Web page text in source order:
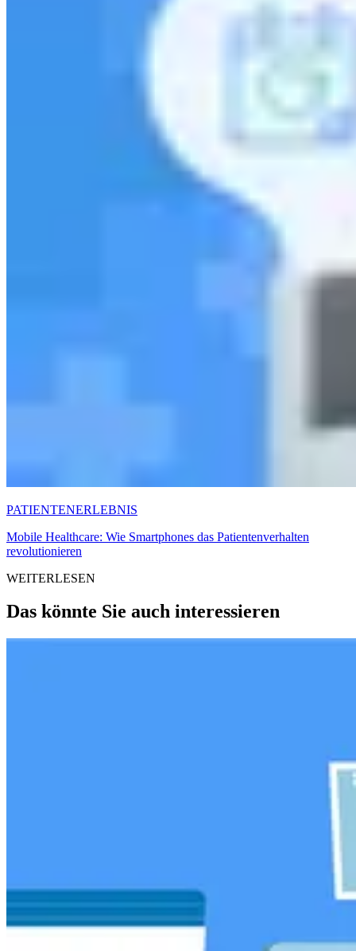
PATIENTENERLEBNIS
Mobile Healthcare: Wie Smartphones das Patientenverhalten
revolutionieren
WEITERLESEN
Das könnte Sie auch interessieren